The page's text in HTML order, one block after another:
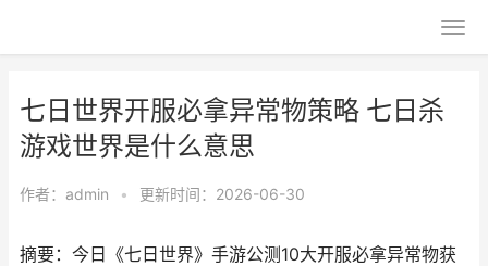
七日世界开服必拿异常物策略 七日杀
游戏世界是什么意思
作者： admin • 更新时间：2026-06-30
摘要：今日《七日世界》手游公测10大开服必拿异常物获